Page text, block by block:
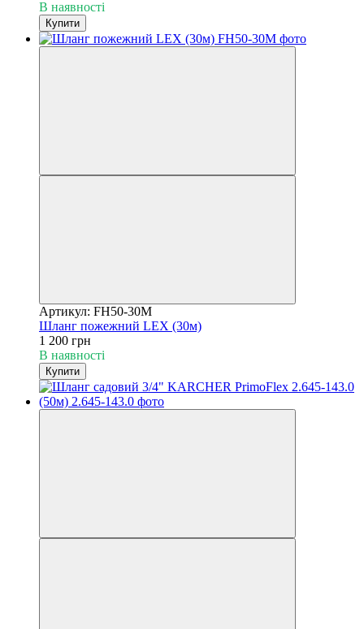
В наявності
Купити
Артикул: FH50-30M
Шланг пожежний LEX (30м)
1 200 грн
В наявності
Купити